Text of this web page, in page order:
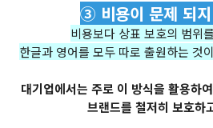
③ 비용이 문제 되
비용보다 상표 보호의 범위
한글과 영어를 모두 따로 출원하는 것
대기업에서는 주로 이 방식을 활용하
브랜드를 철저히 보호하